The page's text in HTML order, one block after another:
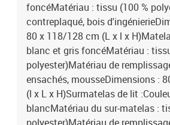
foncéMatériau : tissu (100 %
contreplaqué, bois
80 x 118/128 cm (L x l x
blanc et gris foncéMatériau :
polyester)Matériau de
ensachés, mousseDimensions :
(l x L x H)Surmatelas de lit
blancMatériau du sur-matelas :